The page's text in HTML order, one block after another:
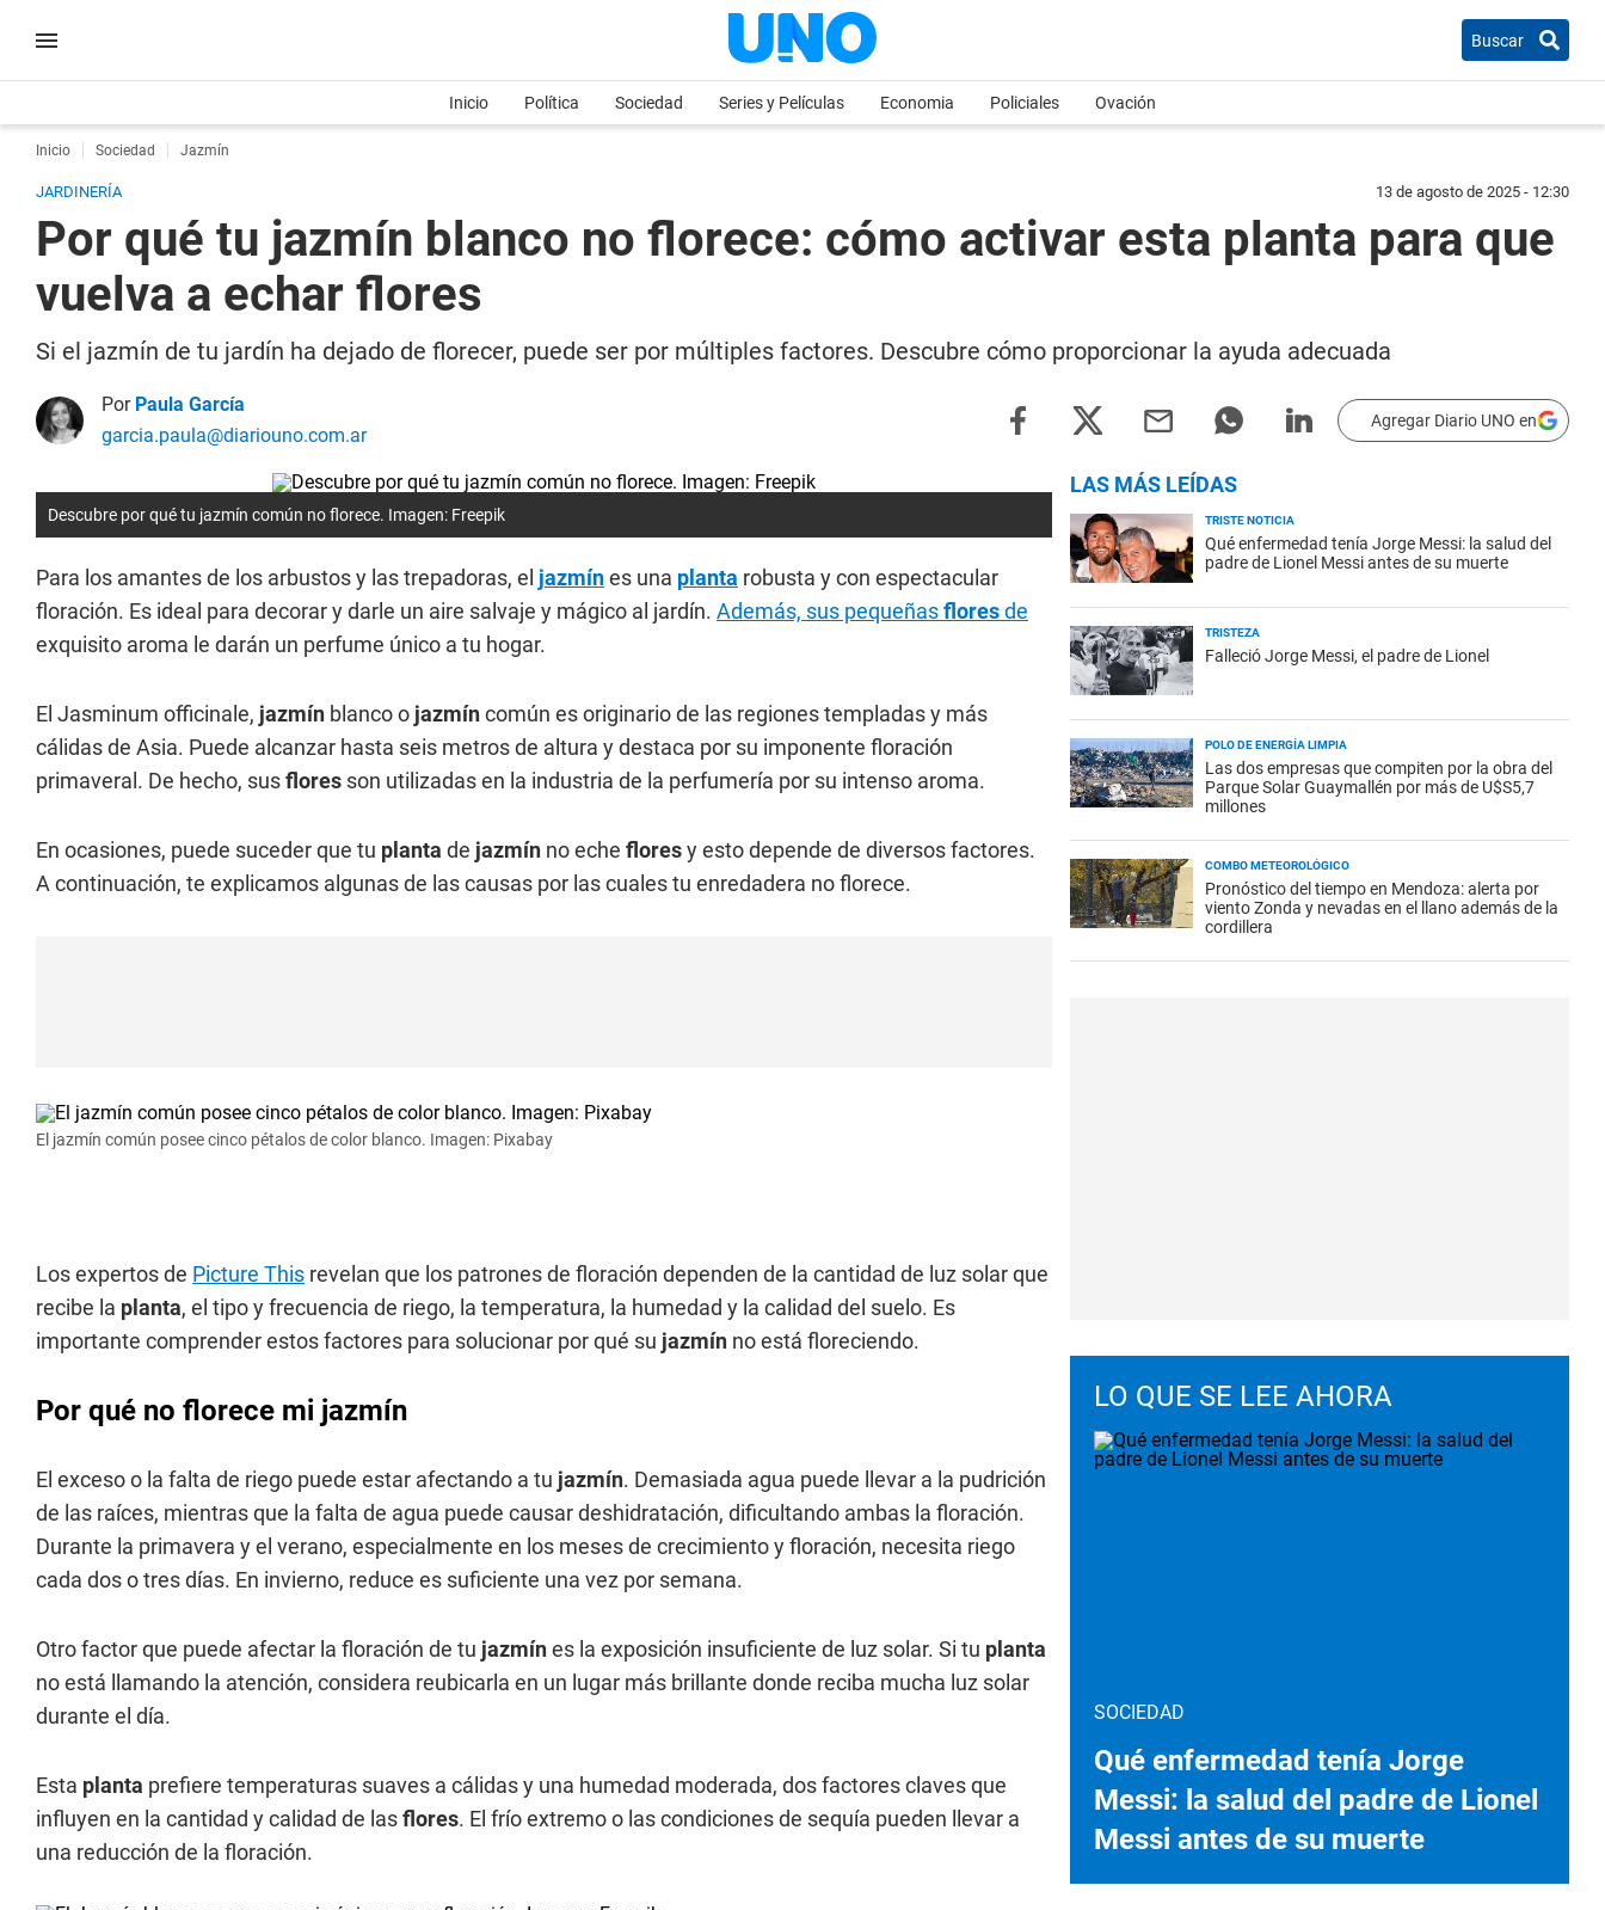
Buscar
Inicio Política Sociedad Series y Películas Economia Policiales Ovación
Inicio Sociedad Jazmín
JARDINERÍA 13 de agosto de 2025 - 12:30
Por qué tu jazmín blanco no florece: cómo activar esta planta para que
vuelva a echar flores
Si el jazmín de tu jardín ha dejado de florecer, puede ser por múltiples factores. Descubre cómo proporcionar la ayuda adecuada
Por Paula García
garcia.paula@diariouno.com.ar
Agregar Diario UNO en
Descubre por qué tu jazmín común no florece. Imagen: Freepik
Para los amantes de los arbustos y las trepadoras, el jazmínes una planta robusta y con espectacular
floración. Es ideal para decorar y darle un aire salvaje y mágico al jardín. Además, sus pequeñasfloresde
exquisito aroma le darán un perfume único a tu hogar.
El Jasminum officinale, jazmín blanco o jazmíncomún es originario de las regiones templadas y más
cálidas de Asia. Puede alcanzar hasta seis metros de altura y destaca por su imponente floración
primaveral. De hecho, susflores son utilizadas en la industria de la perfumería por su intenso aroma.
En ocasiones, puede suceder que tu planta de jazmín no eche floresy esto depende de diversos factores.
A continuación, te explicamos algunas de las causas por las cuales tu enredadera no florece.
El jazmín común posee cinco pétalos de color blanco. Imagen: Pixabay
Los expertos de Picture This revelan que los patrones de floración dependen de la cantidad de luz solar que
recibe la planta, el tipo y frecuencia de riego, la temperatura, la humedad y la calidad del suelo. Es
importante comprender estos factores para solucionar por qué su jazmín no está floreciendo.
Por qué no florece mi jazmín
El exceso o la falta de riego puede estar afectando a tu jazmín. Demasiada agua puede llevar a la pudrición
de las raíces, mientras que la falta de agua puede causar deshidratación, dificultando ambas la floración.
Durante la primavera y el verano, especialmente en los meses de crecimiento y floración, necesita riego
cada dos o tres días. En invierno, reduce es suficiente una vez por semana.
Otro factor que puede afectar la floración de tu jazmínes la exposición insuficiente de luz solar. Si tu planta
no está llamando la atención, considera reubicarla en un lugar más brillante donde reciba mucha luz solar
durante el día.
Esta planta prefiere temperaturas suaves a cálidas y una humedad moderada, dos factores claves que
influyen en la cantidad y calidad de lasflores. El frío extremo o las condiciones de sequía pueden llevar a
una reducción de la floración.
LAS MÁS LEÍDAS
TRISTE NOTICIA
Qué enfermedad tenía Jorge Messi: la salud del
padre de Lionel Messi antes de su muerte
TRISTEZA
Falleció Jorge Messi, el padre de Lionel
POLO DE ENERGÍA LIMPIA
Las dos empresas que compiten por la obra del
Parque Solar Guaymallén por más de U$S5,7
millones
COMBO METEOROLÓGICO
Pronóstico del tiempo en Mendoza: alerta por
viento Zonda y nevadas en el llano además de la
cordillera
LO QUE SE LEE AHORA
SOCIEDAD
Qué enfermedad tenía Jorge
Messi: la salud del padre de Lionel
Messi antes de su muerte